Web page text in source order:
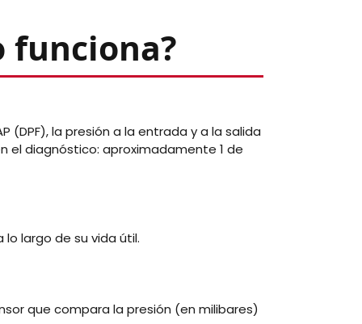
funciona?
(DPF), la presión a la entrada y a la salida
el diagnóstico: aproximadamente 1 de
largo de su vida útil.
que compara la presión (en milibares)